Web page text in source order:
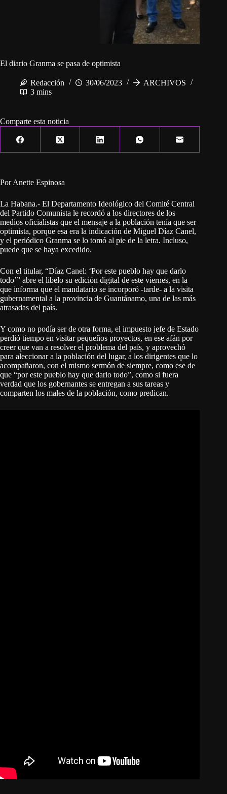
El diario Granma se pasa de optimista
Redacción 30/06/2023
ARCHIVOS
3 mins
Comparte esta noticia
Por Anette Espinosa
La Habana.- El Departamento Ideológico del Comité Central
del Partido Comunista le recordó a los directores de los
medios oficialistas que el mensaje a la población tenía que ser
optimista, porque esa era la indicación de Miguel Díaz Canel,
y el periódico Granma se lo tomó al pie de la letra. Incluso,
puede que se haya excedido.
Con el titular, “Díaz Canel: ‘Por este pueblo hay que darlo
todo’” abre el libelo su edición digital de este viernes, en la
que informa que el mandatario se incorporó -tarde- a la visita
gubernamental a la provincia de Guantánamo, una de las más
atrasadas del país.
Y como no podía ser de otra forma, el impuesto jefe de Estado
perdió tiempo en visitar pequeños proyectos, en ese afán por
creer que van a resolver el problema del país, y aprovechó
para aleccionar a la población del lugar, a los dirigentes que lo
acompañaron, con el mismo sermón de siempre, como ese de
que “por este pueblo hay que darlo todo”, como si fuera
verdad que los gobernantes se entregan a sus tareas y
comparten los males de la población, como predican.